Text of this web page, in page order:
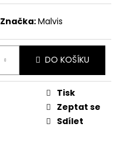
Značka:Malvis
DO KOŠÍKU
Tisk
Zeptat se
Sdílet